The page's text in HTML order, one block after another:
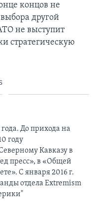
концов не
другой
не выступит
стратегическую
До прихода на
году
Кавказу в
пресс», в «Общей
С января 2016 г.
отдела Extremism